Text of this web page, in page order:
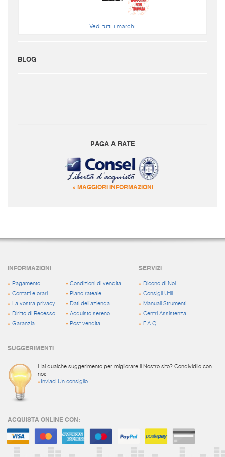
Vedi tutti i marchi
BLOG
PAGA A RATE
» MAGGIORI INFORMAZIONI
INFORMAZIONI
» Pagamento
» Contatti e orari
»
La vostra privacy
» Diritto di Recesso
» Garanzia
» Condizioni di vendita
» Piano rateale
» Dati dell'azienda
» Acquisto sereno
» Post vendita
SERVIZI
» Dicono di Noi
»Consigli Utili
» Manuali Strumenti
»Centri Assistenza
» F.A.Q.
SUGGERIMENTI
Hai qualche suggerimento per migliorare il Nostro sito? Condividilo con
noi:
» Inviaci Un consiglio
ACQUISTA ONLINE CON: